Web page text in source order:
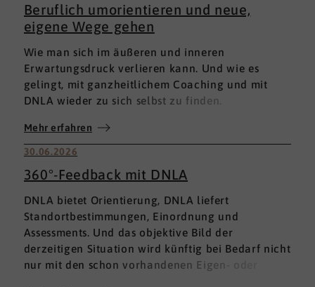
Beruflich umorientieren und neue,
eigene Wege gehen
Wie man sich im äußeren und inneren
Erwartungsdruck verlieren kann. Und wie es
gelingt, mit ganzheitlichem Coaching und mit
DNLA wieder zu sich selbst zu finden.
Mehr erfahren
30.06.2026
360°-Feedback mit DNLA
DNLA bietet Orientierung, DNLA liefert
Standortbestimmungen, Einordnung und
Assessments. Und das objektive Bild der
derzeitigen Situation wird künftig bei Bedarf nicht
nur mit den schon vorhandenen Eigen- oder